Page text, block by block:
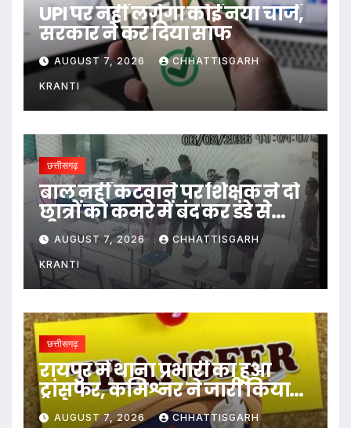
UPI पर नहीं लगेगा कोई नया चार्ज,
सरकार ने कर दिया साफ
AUGUST 7, 2026 CHHATTISGARH
KRANTI
छत्तीसगढ़
बाल नहीं कटवाने पर शिक्षक ने दो
छात्रों को कमरे में बंद कर डंडे से
पीटा…
AUGUST 7, 2026 CHHATTISGARH
KRANTI
छत्तीसगढ़
रायपुर में थाना प्रभारी का हुआ
ट्रांसफर, कमिश्नर ने जारी किया
आदेश
AUGUST 7, 2026 CHHATTISGARH